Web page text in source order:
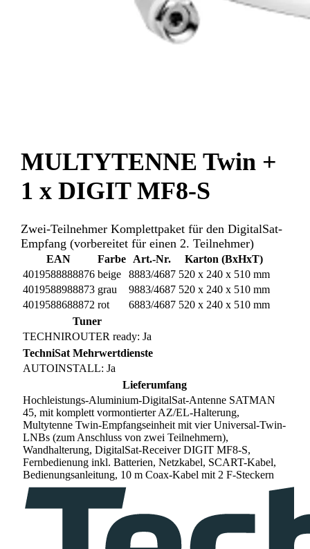
MULTYTENNE Twin +
1 x DIGIT MF8-S
Zwei-Teilnehmer Komplettpaket für den DigitalSat-
Empfang (vorbereitet für einen 2. Teilnehmer)
EAN Farbe Art.-Nr.
Karton (BxHxT)
4019588888876 beige 8883/4687 520 x 240 x 510 mm
4019588988873 grau 9883/4687 520 x 240 x 510 mm
4019588688872 rot 6883/4687 520 x 240 x 510 mm
Tuner
TECHNIROUTER ready: Ja
TechniSat Mehrwertdienste
AUTOINSTALL: Ja
Lieferumfang
Hochleistungs-Aluminium-DigitalSat-Antenne SATMAN
45, mit komplett vormontierter AZ/EL-Halterung,
Multytenne Twin-Empfangseinheit mit vier Universal-Twin-
LNBs (zum Anschluss von zwei Teilnehmern),
Wandhalterung, DigitalSat-Receiver DIGIT MF8-S,
Fernbedienung inkl. Batterien, Netzkabel, SCART-Kabel,
Bedienungsanleitung, 10 m Coax-Kabel mit 2 F-Steckern